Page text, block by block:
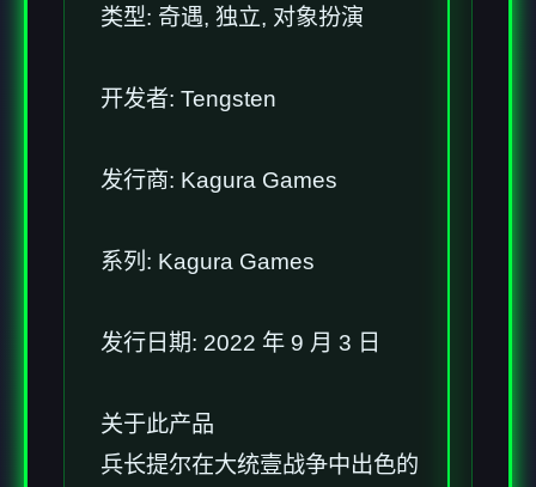
类型: 奇遇, 独立, 对象扮演
开发者: Tengsten
发行商: Kagura Games
系列: Kagura Games
发行日期: 2022 年 9 月 3 日
关于此产品
兵长提尔在大统壹战争中出色的